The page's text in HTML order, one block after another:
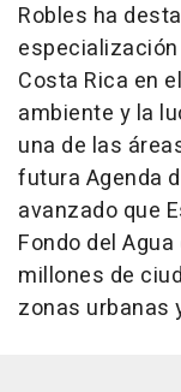
Robles ha
Costa Rica en
ambiente y la
una de las
futura Agenda
avanzado que
Fondo del
millones de
zonas urbanas